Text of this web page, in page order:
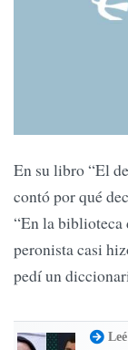
En su libro “El
contó por qué
“En la biblioteca
peronista casi
pedí un